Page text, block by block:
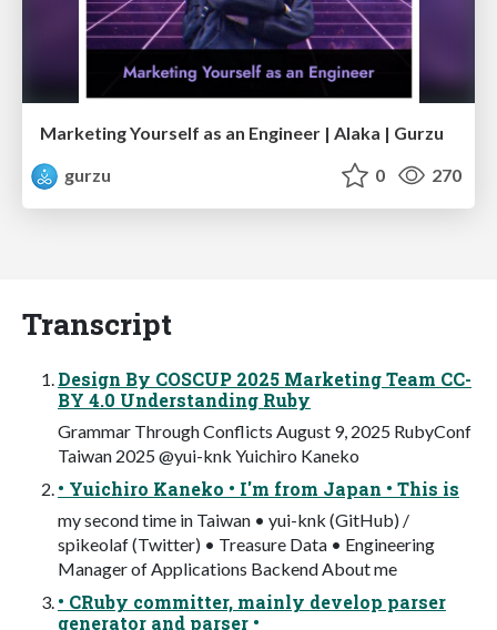
Marketing Yourself as an Engineer | Alaka | Gurzu
gurzu
0 270
Transcript
Design By COSCUP 2025 Marketing Team CC-
BY 4.0 Understanding Ruby
Grammar Through Conflicts August 9, 2025 RubyConf
Taiwan 2025 @yui-knk Yuichiro Kaneko
• Yuichiro Kaneko • I'm from Japan • This is
my second time in Taiwan • yui-knk (GitHub) /
spikeolaf (Twitter) • Treasure Data • Engineering
Manager of Applications Backend About me
• CRuby committer, mainly develop parser
generator and parser •